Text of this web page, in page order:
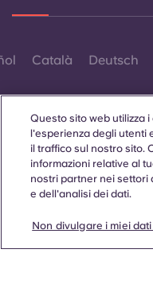
Català Deutsch
Laddove in questo sito
Questo sito web utilizza
l'esperienza degli utenti
il traffico sul nostro sito.
informazioni relative al
nostri partner nei settori
e dell'analisi dei dati.
Non divulgare i miei